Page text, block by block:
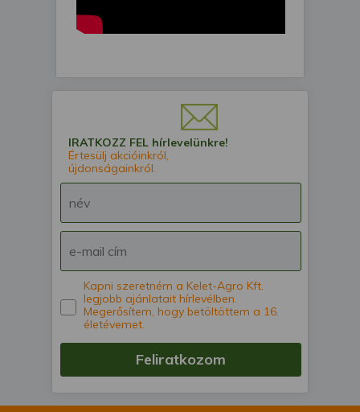
IRATKOZZ FEL hírlevelünkre!
Értesülj akcióinkról,
újdonságainkról.
Kapni szeretném a Kelet-Agro Kft.
legjobb ajánlatait hírlevélben.
Megerősítem, hogy betöltöttem a 16.
életévemet.
Feliratkozom